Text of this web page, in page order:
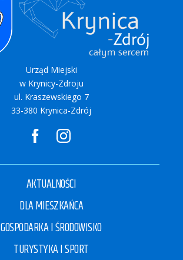
Urząd Miejski
w Krynicy-Zdroju
ul. Kraszewskiego 7
33-380 Krynica-Zdrój
AKTUALNOŚCI
DLA MIESZKAŃCA
GOSPODARKA I ŚRODOWISKO
TURYSTYKA I SPORT